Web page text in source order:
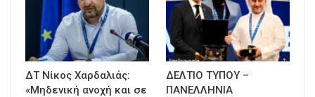
ΔΤ Νίκος Χαρδαλιάς:
«Μηδενική ανοχή και σε
ΔΕΛΤΙΟ ΤΥΠΟΥ –
ΠΑΝΕΛΛΗΝΙΑ